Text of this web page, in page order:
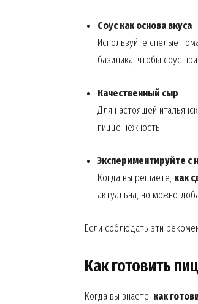
Соус как основа вкуса
Используйте спелые
базилика, чтобы соус
Качественный сыр
Для настоящей
пицце нежность.
Экспериментируйте с
Когда вы решаете, как
актуальна, но можно
Если соблюдать эти
Как готовить
Когда вы знаете, как